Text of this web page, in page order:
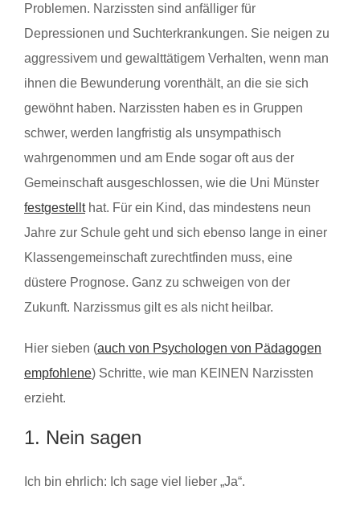
Problemen. Narzissten sind anfälliger für
Depressionen und Suchterkrankungen. Sie neigen zu
aggressivem und gewalttätigem Verhalten, wenn man
ihnen die Bewunderung vorenthält, an die sie sich
gewöhnt haben. Narzissten haben es in Gruppen
schwer, werden langfristig als unsympathisch
wahrgenommen und am Ende sogar oft aus der
Gemeinschaft ausgeschlossen, wie die Uni Münster
festgestellthat. Für ein Kind, das mindestens neun
Jahre zur Schule geht und sich ebenso lange in einer
Klassengemeinschaft zurechtfinden muss, eine
düstere Prognose. Ganz zu schweigen von der
Zukunft. Narzissmus gilt es als nicht heilbar.
Hier sieben (auch von Psychologen von Pädagogen
empfohlene) Schritte, wie man KEINEN Narzissten
erzieht.
1. Nein sagen
Ich bin ehrlich: Ich sage viel lieber „Ja“.